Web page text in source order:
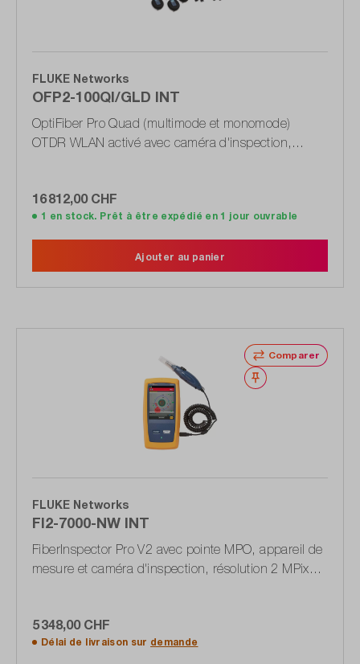
FLUKE Networks
OFP2-100QI/GLD INT
OptiFiber Pro Quad (multimode et monomode)
OTDR WLAN activé avec caméra d'inspection,
16 812,00 CHF
1 en stock. Prêt à être expédié en 1 jour ouvrable
Ajouter au panier
Comparer
Noter
FLUKE Networks
FI2-7000-NW INT
FiberInspector Pro V2 avec pointe MPO, appareil de
mesure et caméra d'inspection, résolution 2 MPixel,
5 348,00 CHF
Délai de livraison sur demande